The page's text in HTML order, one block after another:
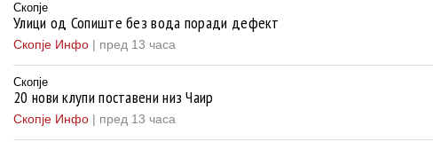
Скопје
Улици од Сопиште без вода поради дефект
Скопје Инфо | пред 13 часа
Скопје
20 нови клупи поставени низ Чаир
Скопје Инфо | пред 13 часа